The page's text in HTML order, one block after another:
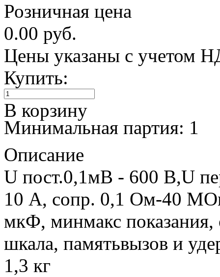
Розничная цена
0.00 руб.
Цены указаны с учетом
Купить:
В корзину
Минимальная партия: 1
Описание
U пост.0,1мВ - 600 В,U
10 А, сопр. 0,1 Ом-40
мкФ, минмакс показания,
шкала, памятьвызов и
1,3 кг